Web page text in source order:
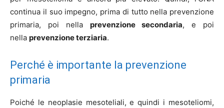
continua il suo impegno, prima di tutto nella prevenzione
primaria, poi nella prevenzione secondaria, e poi
nella prevenzione terziaria.
Perché è importante la prevenzione
primaria
Poiché le neoplasie mesoteliali, e quindi i mesoteliomi,